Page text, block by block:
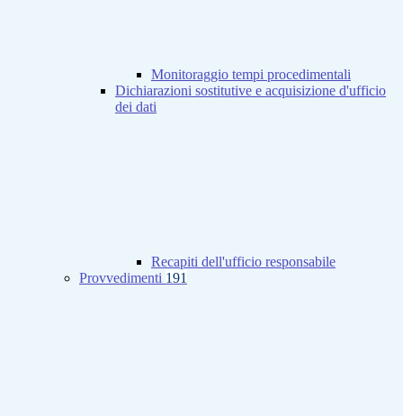
Monitoraggio tempi procedimentali
Dichiarazioni sostitutive e acquisizione d'ufficio
dei dati
Recapiti dell'ufficio responsabile
Provvedimenti 191